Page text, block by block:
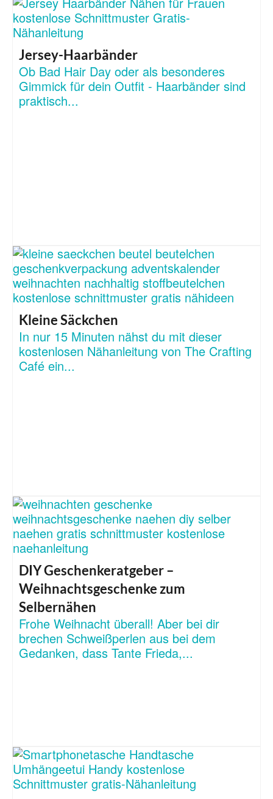
Jersey-Haarbänder
Ob Bad Hair Day oder als besonderes
Gimmick für dein Outfit - Haarbänder sind
praktisch...
Kleine Säckchen
In nur 15 Minuten nähst du mit dieser
kostenlosen Nähanleitung von The Crafting
Café ein...
DIY Geschenkeratgeber –
Weihnachtsgeschenke zum
Selbernähen
Frohe Weihnacht überall! Aber bei dir
brechen Schweißperlen aus bei dem
Gedanken, dass Tante Frieda,...